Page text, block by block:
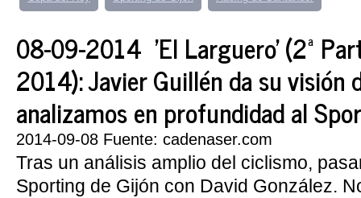
08-09-2014 'El Larguero' (2ª
2014): Javier Guillén da su visión
analizamos en profundidad al
2014-09-08 Fuente: cadenaser.com
Tras un análisis amplio del ciclismo,
Sporting de Gijón con David González.